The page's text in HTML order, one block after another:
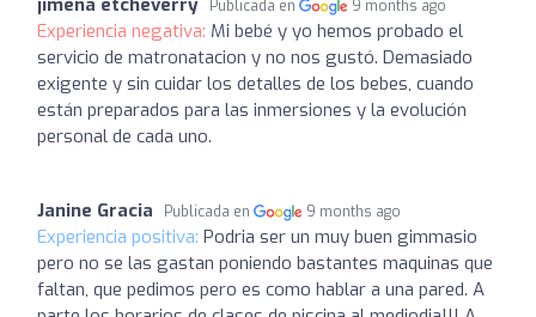
Publicada en 9 months ago
Experiencia negativa: Mi bebé y yo hemos probado el
servicio de matronatacion y no nos gustó. Demasiado
exigente y sin cuidar los detalles de los bebes, cuando
están preparados para las inmersiones y la evolución
personal de cada uno.
Janine Gracia Publicada en 9 months ago
Experiencia positiva: Podria ser un muy buen gimmasio
pero no se las gastan poniendo bastantes maquinas que
faltan, que pedimos pero es como hablar a una pared. A